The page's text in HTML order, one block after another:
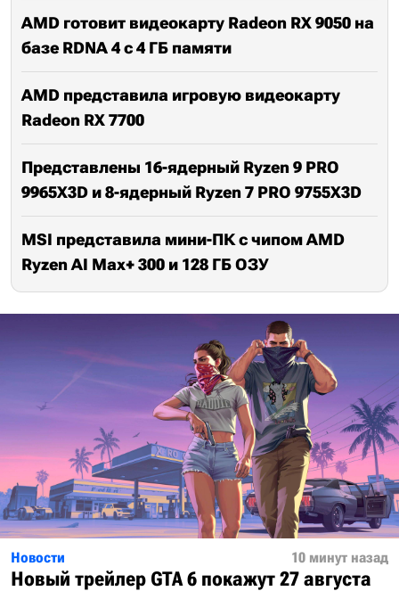
AMD готовит видеокарту Radeon RX 9050 на
базе RDNA 4 с 4 ГБ памяти
AMD представила игровую видеокарту
Radeon RX 7700
Представлены 16-ядерный Ryzen 9 PRO
9965X3D и 8-ядерный Ryzen 7 PRO 9755X3D
MSI представила мини-ПК с чипом AMD
Ryzen AI Max+ 300 и 128 ГБ ОЗУ
Новости 10 минут назад
Новый трейлер GTA 6 покажут 27 августа